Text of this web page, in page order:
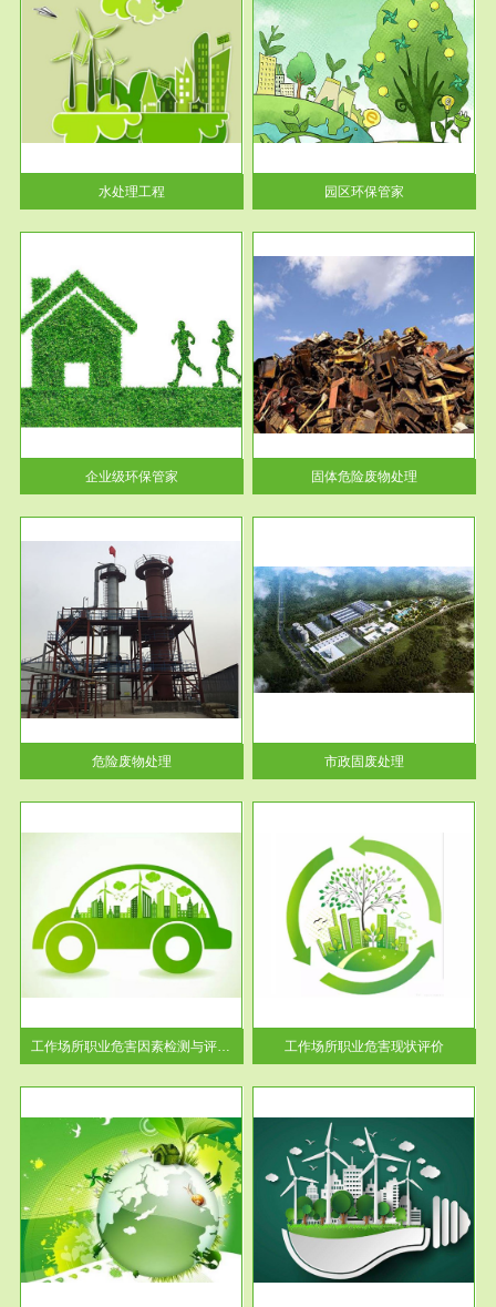
水处理工程
服务范围
园区环保管家
2016 年 4 月，环保部下发《关
于积极发挥环境保护作用促进供
给侧结...
园区环保管家
企业级环保管家
服务范围
固体危险废物处理
固体废物解释：固体废物是指人
们在生产建设、日常生活和其他
活动中...
固体危险废物处理
危险废物处理
服务范围
市政固废处理
蔚蓝生态环境科技所从事的市政
废物处理业务包括市政废物的处
理处...
市政固废处理
工作场所职业危害因素检测与评价...
服务范围
工作场所职业危害现状评价
【现状评价意义】：具体因素---
-通过质谱分析等多种手段明确
工作场...
工作场所职业危害现状评价
服务范围
废气测试
检测范围工业废气检测包括有机
废气和无机废气。有机废气主要